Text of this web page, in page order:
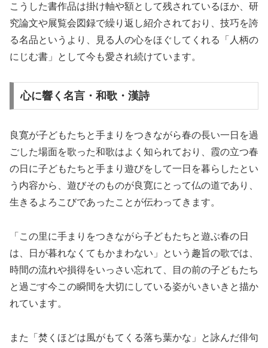
こうした書作品は掛け軸や額として残されているほか、研
究論文や展覧会図録で繰り返し紹介されており、技巧を誇
る名品というより、見る人の心をほぐしてくれる「人柄の
にじむ書」として今も愛され続けています。
心に響く名言・和歌・漢詩
良寛が子どもたちと手まりをつきながら春の長い一日を過
ごした場面を歌った和歌はよく知られており、霞の立つ春
の日に子どもたちと手まり遊びをして一日を暮らしたとい
う内容から、遊びそのものが良寛にとって仏の道であり、
生きるよろこびであったことが伝わってきます。
「この里に手まりをつきながら子どもたちと遊ぶ春の日
は、日が暮れなくてもかまわない」という趣旨の歌では、
時間の流れや損得をいっさい忘れて、目の前の子どもたち
と過ごす今この瞬間を大切にしている姿がいきいきと描か
れています。
また「焚くほどは風がもてくる落ち葉かな」と詠んだ俳句